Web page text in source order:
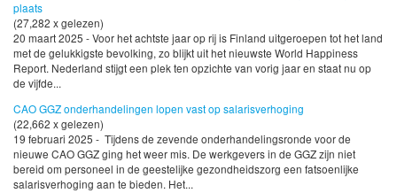
plaats
(27,282 x gelezen)
20 maart 2025 - Voor het achtste jaar op rij is Finland uitgeroepen tot het land
met de gelukkigste bevolking, zo blijkt uit het nieuwste World Happiness
Report. Nederland stijgt een plek ten opzichte van vorig jaar en staat nu op
de vijfde...
CAO GGZ onderhandelingen lopen vast op salarisverhoging
(22,662 x gelezen)
19 februari 2025 - Tijdens de zevende onderhandelingsronde voor de
nieuwe CAO GGZ ging het weer mis. De werkgevers in de GGZ zijn niet
bereid om personeel in de geestelijke gezondheidszorg een fatsoenlijke
salarisverhoging aan te bieden. Het...